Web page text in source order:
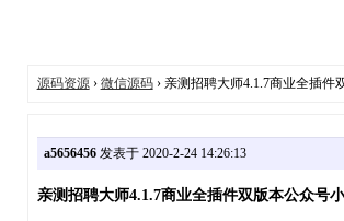
源码资源› 微信源码› 亲测招聘大师4.1.7商业全插件
a5656456发表于 2020-2-24 14:26:13
亲测招聘大师4.1.7商业全插件双版本公众号